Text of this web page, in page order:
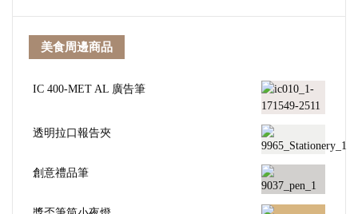
美食周邊商品
IC 400-MET AL 廣告筆
透明拉口報告夾
創意禮品筆